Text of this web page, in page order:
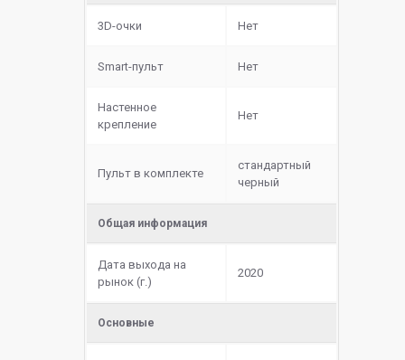
3D-очки Нет
Smart-пульт Нет
Настенное
крепление
Нет
Пульт в комплекте
стандартный
черный
Общая информация
Дата выхода на
рынок (г.)
2020
Основные